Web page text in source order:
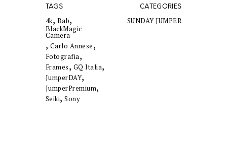
TAGS
4k, Bab,
BlackMagic
Camera
, Carlo Annese,
Fotografia,
Frames, GQ Italia,
JumperDAY,
JumperPremium,
Seiki,Sony
CATEGORIES
SUNDAY JUMPER